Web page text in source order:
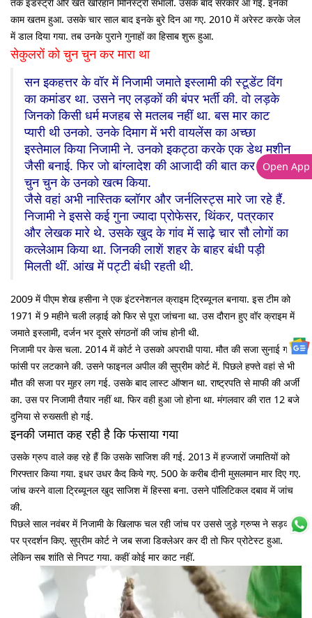
काम खतम हुआ. उसके चार साल बाद इनके बुरे दिन आ गए. 2010 में अरेस्ट करके जेल
में डाल दिया गया. तब उनके पुराने गुनाहों का हिसाब शुरू हुआ.
सेकुलरों को चुन चुन कर मारा था
सन इकहत्तर के वॉर में निजामी जमाते इस्लामी की स्टूडेंट विंग
का कमांडर था. उसने नए लड़कों की बंपर भर्ती की. वो लड़के
जिनको किसी धर्म मजहब से मतलब नहीं था. बस मार काट
प्यारी थी उनको. उनके दिमाग में भरी वायलेंस का अच्छा
इस्तेमाल किया निजामी ने. उनको इकट्ठा करके एक डेथ मशीन
जैसी बनाई. फिर जो बांग्लादेश की आजादी की बात कर रहे थे,
चुन चुन के उनको खत्म किया.
जैसे वहां अभी नास्तिक ब्लॉगर और जर्नलिस्ट्स मारे जा रहे हैं.
निजामी ने इससे कई गुना ज्यादा प्रोफेसर, थिंकर, पत्रकार
और लेखक मारे थे. उसके खुद के गांव में साढ़े चार सौ लोगों का
कत्लेआम किया था. जिनकी लाशें शहर के बाहर बंधी पड़ी
मिलती थीं. आंख में पट्टी बंधी रहती थी.
2009 में पीएम शेख हसीना ने एक इंटरनेशनल क्राइम ट्रिब्यूनल बनाया. इस टीम को
1971 में 9 महीने चली लड़ाई को फिर से पूरा जांचना था. उस दौरान हुए वॉर क्राइम में
जमाते इस्लामी, दर्जन भर दूसरे संगठनों की जांच होनी थी.
निजामी पर केस चला. 2014 में कोर्ट ने उसको अपराधी पाया. मौत की सजा सुनाई गई.
फांसी पर लटकाने की. उसने फाइनल अपील की सुप्रीम कोर्ट में. पिछले हफ्ते वहां से भी
मौत की सजा पर मुहर लग गई. उसके बाद लास्ट ऑप्शन था. राष्ट्रपति से माफी की अर्जी
का. उस पर निजामी तैयार नहीं था. फिर वही हुआ जो होना था. मंगलवार की रात 12 बजे
दुनिया से रुख्सती हो गई.
इनकी जमात कह रही है कि फंसाया गया
उसके ग्रुप वाले कह रहे हैं कि उसके साजिश की गई. 2013 में हज्जारों जमातियों को
गिरफ्तार किया गया. इधर उधर कैद किये गए. 500 के करीब दीनी मुसलमान मार दिए गए.
जांच करने वाला ट्रिब्यूनल खुद साजिश में हिस्सा बना. उसने पॉलिटिकल दबाव में जांच
की.
पिछले साल नवंबर में निजामी के खिलाफ चल रही जांच पर उससे जुड़े ग्रुप्स ने सड़कों
पर प्रदर्शन किए. सुप्रीम कोर्ट ने जब सजा डिक्लेअर कर दी तो फिर प्रोटेस्ट हुआ.
लेकिन सब शांति से निपट गया. कहीं कोई मार काट नहीं.
Open App